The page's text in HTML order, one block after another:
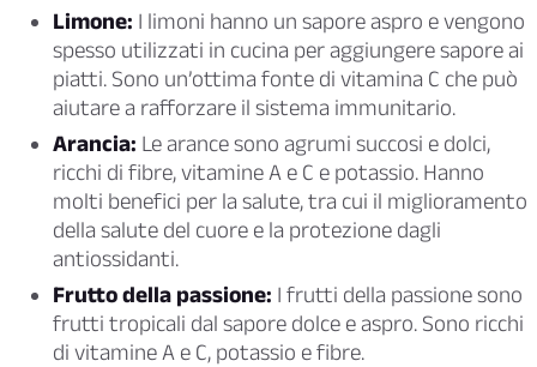
Limone: I limoni hanno un sapore aspro e vengono
spesso utilizzati in cucina per aggiungere sapore ai
piatti. Sono un’ottima fonte di vitamina C che può
aiutare a rafforzare il sistema immunitario.
Arancia: Le arance sono agrumi succosi e dolci,
ricchi di fibre, vitamine A e C e potassio. Hanno
molti benefici per la salute, tra cui il miglioramento
della salute del cuore e la protezione dagli
antiossidanti.
Frutto della passione: I frutti della passione sono
frutti tropicali dal sapore dolce e aspro. Sono ricchi
di vitamine A e C, potassio e fibre.